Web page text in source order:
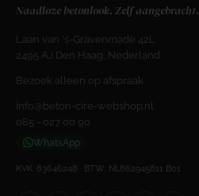
Naadloze betonlook. Zelf aangebracht.
Laan van 's-Gravenmade 42L
2495 AJ Den Haag, Nederland
Bezoek alleen op afspraak
info@beton-cire-webshop.nl
085 - 027 00 90
WhatsApp
KVK: 83646248 · BTW: NL862945811 B01